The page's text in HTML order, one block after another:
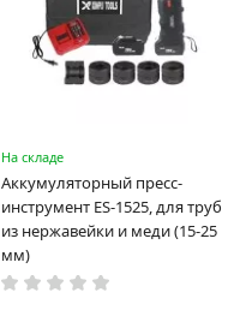
На складе
Аккумуляторный пресс-
инструмент ES-1525, для труб
из нержавейки и меди (15-25
мм)